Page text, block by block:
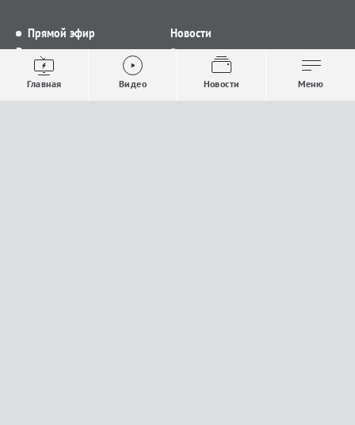
Прямой эфир
Видео
Выпуски новостей
Проекты
Новости
Все новости
Общество
Строительство и ЖКХ
Главная Видео Новости Меню